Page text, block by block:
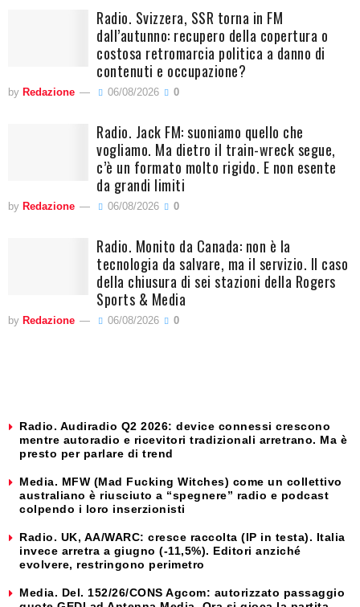
Radio. Svizzera, SSR torna in FM
dall’autunno: recupero della copertura o
costosa retromarcia politica a danno di
contenuti e occupazione?
by Redazione 06/08/2026 0
Radio. Jack FM: suoniamo quello che
vogliamo. Ma dietro il train-wreck segue,
c’è un formato molto rigido. E non esente
da grandi limiti
by Redazione 06/08/2026 0
Radio. Monito da Canada: non è la
tecnologia da salvare, ma il servizio. Il caso
della chiusura di sei stazioni della Rogers
Sports & Media
by Redazione 06/08/2026 0
Radio. Audiradio Q2 2026: device connessi crescono
mentre autoradio e ricevitori tradizionali arretrano. Ma è
presto per parlare di trend
Media. MFW (Mad Fucking Witches) come un collettivo
australiano è riusciuto a “spegnere” radio e podcast
colpendo i loro inserzionisti
Radio. UK, AA/WARC: cresce raccolta (IP in testa). Italia
invece arretra a giugno (-11,5%). Editori anziché
evolvere, restringono perimetro
Media. Del. 152/26/CONS Agcom: autorizzato passaggio